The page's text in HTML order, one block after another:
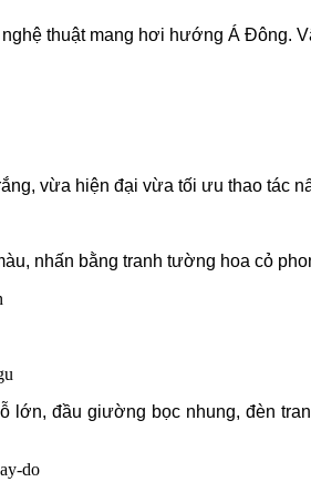
thuật mang hơi hướng Á Đông.
vừa hiện đại vừa tối ưu thao tác
nhấn bằng tranh tường hoa cỏ
lớn, đầu giường bọc nhung, đèn